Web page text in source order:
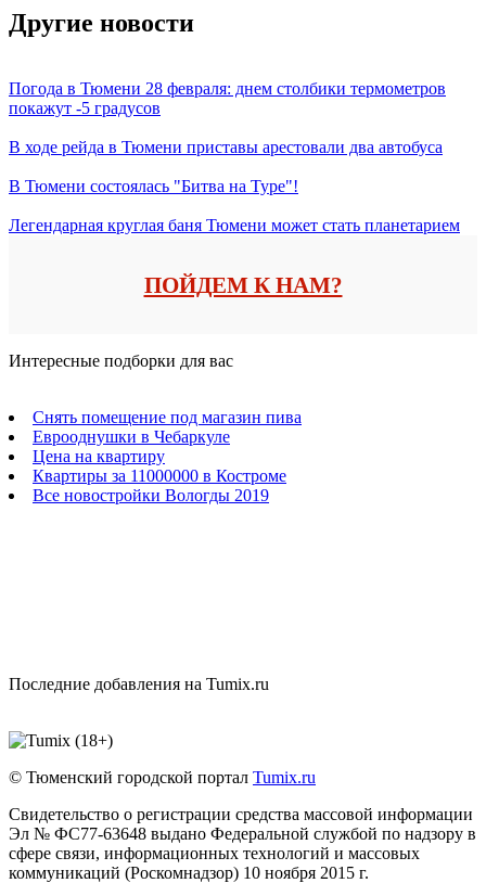
Другие новости
Погода в Тюмени 28 февраля: днем столбики термометров
покажут -5 градусов
В ходе рейда в Тюмени приставы арестовали два автобуса
В Тюмени состоялась "Битва на Туре"!
Легендарная круглая баня Тюмени может стать планетарием
ПОЙДЕМ К НАМ?
Интересные подборки для вас
Снять помещение под магазин пива
Еврооднушки в Чебаркуле
Цена на квартиру
Квартиры за 11000000 в Костроме
Все новостройки Вологды 2019
Последние добавления на Tumix.ru
© Тюменский городской портал Tumix.ru
Свидетельство о регистрации средства массовой информации
Эл № ФС77-63648 выдано Федеральной службой по надзору в
сфере связи, информационных технологий и массовых
коммуникаций (Роскомнадзор) 10 ноября 2015 г.